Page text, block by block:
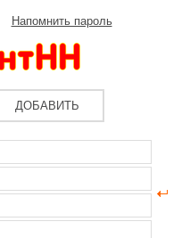
Напомнить пароль
ДОБАВИТЬ